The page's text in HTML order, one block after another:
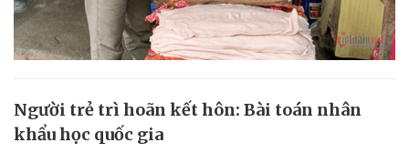
Người trẻ trì hoãn kết hôn: Bài toán nhân
khẩu học quốc gia